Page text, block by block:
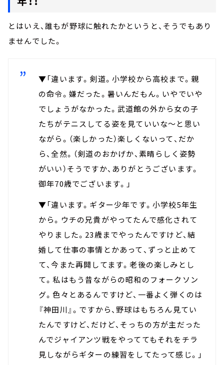
とはいえ、誰もが野球に触れたかというと、そうでもあり
ませんでした。
▼「違います。剣道。小学校から高校まで。親
の命令。嫌だった。暑いんだもん。いやでいや
でしょうがなかった。武道館の外から女の子
たちがテニスしてる姿を見ていいな～と思い
ながら。（楽しかった）楽しくないって、だか
ら、全然。（剣道のおかげか、素晴らしく姿勢
がいい）そうですか、ありがとうございます。
御年70歳でございます。」
▼「違います。ギター少年です。小学校5年生
から。ウチの兄貴がやってたんで感化されて
やりました。23歳までやったんですけど、結
婚して仕事の事情とかあって、ずっと止めて
て、今また再開してます。老後の楽しみとし
て。私はもう昔ながらの昭和のフォークソン
グ。色々とあるんですけど、一番よく弾くのは
『神田川』。ですから、野球はもちろん見てい
たんですけど、だけど、そっちの方が主だった
んでジャイアンツ戦をやっててもそれをチラ
見しながらギターの練習をしてたって感じ。」